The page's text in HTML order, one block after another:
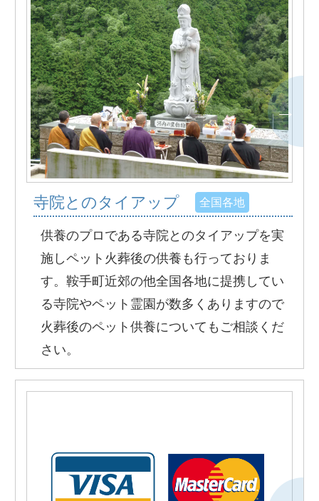
寺院とのタイアップ 全国各地
供養のプロである寺院とのタイアップを実
施しペット火葬後の供養も行っておりま
す。鞍手町近郊の他全国各地に提携してい
る寺院やペット霊園が数多くありますので
火葬後のペット供養についてもご相談くだ
さい。